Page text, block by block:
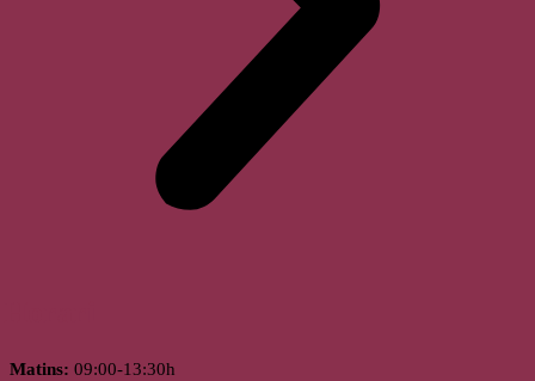
Matins: 09:00-13:30h